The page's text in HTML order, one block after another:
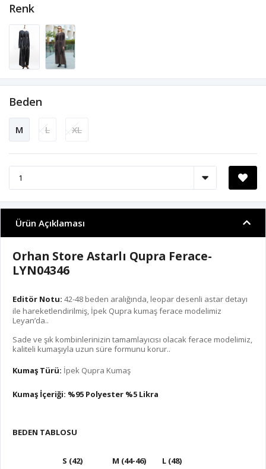
Renk
Beden
M L XL
Ürün Açıklaması
Orhan Store Astarlı Qupra Ferace-
LYN04346
Editör Notu: 42-48 beden aralığında, leopar desenli astar detayı
ile hareketlendirilmiş, İpek Qupra kumaş ferace modelimiz
Leyan’da..
Sade ve şık kombinlerinizin tamamlayıcısı olacak ferace modelimiz,
kaliteli kumaşıyla uzun süre formunu korur..
Kumaş Türü: İpek Qupra Kumaş
Kumaş İçeriği: %95 Polyester %5 Likra
BEDEN TABLOSU
S (42) M (44-46)
L (48)